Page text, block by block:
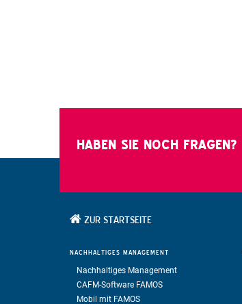
HABEN SIE NOCH FRAGEN?
ZUR STARTSEITE
NACHHALTIGES MANAGEMENT
Nachhaltiges Management
CAFM-Software FAMOS
Mobil mit FAMOS